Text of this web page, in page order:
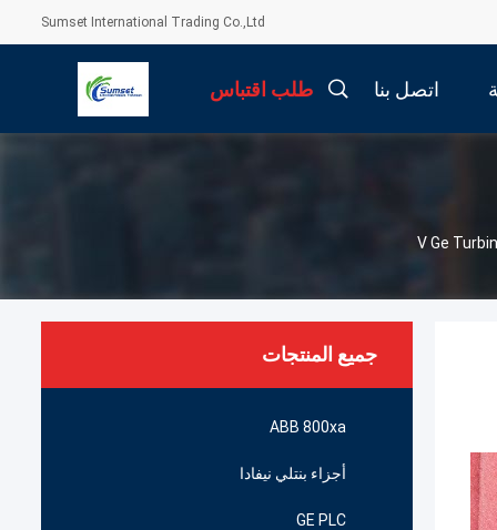
Sumset International Trading Co.,Ltd
اتصل بنا طلب اقتباس
جميع المنتجات
ABB 800xa
أجزاء بنتلي نيفادا
GE PLC